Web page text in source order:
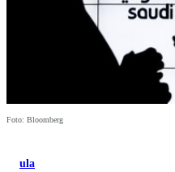
Foto: Bloomberg
ula